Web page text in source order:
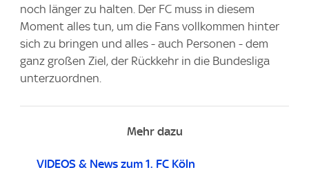
noch länger zu halten. Der FC muss in diesem
Moment alles tun, um die Fans vollkommen hinter
sich zu bringen und alles - auch Personen - dem
ganz großen Ziel, der Rückkehr in die Bundesliga
unterzuordnen.
Mehr dazu
VIDEOS & News zum 1. FC Köln